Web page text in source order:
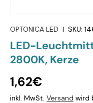
OPTONICA LED | SKU:
LED-
2800K, Kerze
1,62€
inkl. MwSt. Versand wird